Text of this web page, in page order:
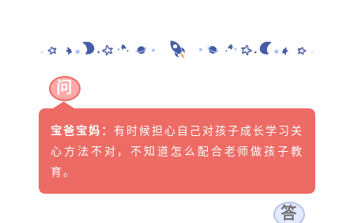
问
宝爸宝妈： 有时候担心自己对孩子成长学习关
心方法不对，不知道怎么配合老师做孩子教
育。
答